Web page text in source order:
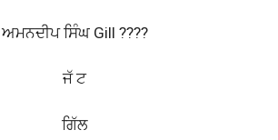
ਅਮਨਦੀਪ ਸਿੰਘ Gill ????
ਜੱ ਟ
ਗਿੱਲ